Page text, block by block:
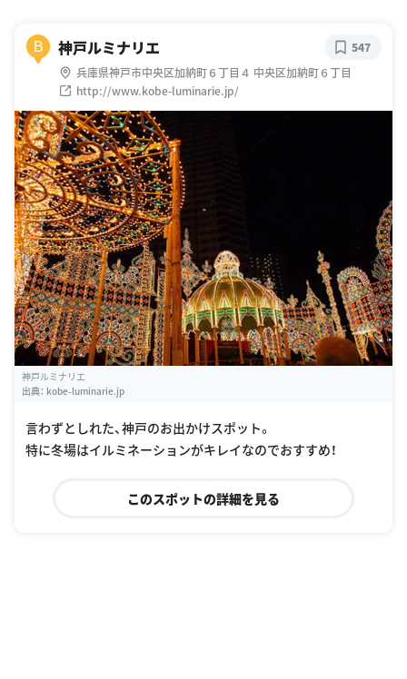
B 神戸ルミナリエ
兵庫県神戸市中央区加納町６丁目４ 中央区加納町６丁目
http://www.kobe-luminarie.jp/
547
神戸ルミナリエ
出典： kobe-luminarie.jp
言わずとしれた、神戸のお出かけスポット。
特に冬場はイルミネーションがキレイなのでおすすめ！
このスポットの詳細を見る